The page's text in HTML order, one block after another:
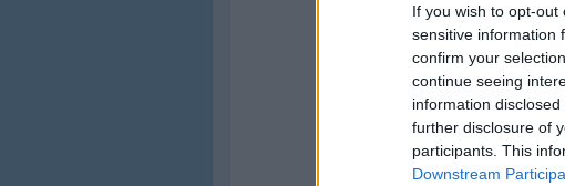
If you wish to opt-
sensitive information
confirm your
continue seeing
information
further disclosure of
participants. This
Downstream